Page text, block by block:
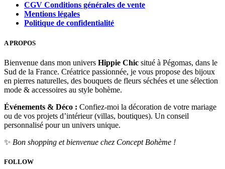
CGV Conditions générales de vente
Mentions légales
Politique de confidentialité
A PROPOS
Bienvenue dans mon univers Hippie Chic situé à Pégomas, dans le
Sud de la France. Créatrice passionnée, je vous propose des bijoux
en pierres naturelles, des bouquets de fleurs séchées et une sélection
mode & accessoires au style bohème.
Événements & Déco : Confiez-moi la décoration de votre mariage
ou de vos projets d’intérieur (villas, boutiques). Un conseil
personnalisé pour un univers unique.
✨ Bon shopping et bienvenue chez Concept Bohème !
FOLLOW